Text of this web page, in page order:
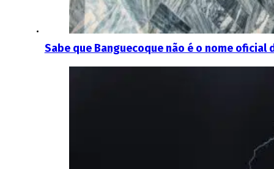
Sabe que Banguecoque não é o nome oficial